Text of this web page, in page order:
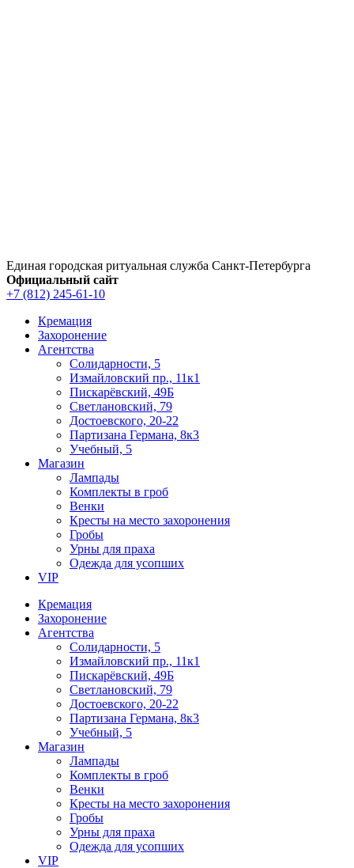
Единая городская ритуальная служба Санкт‑Петербурга
Официальный сайт
+7 (812) 245-61-10
Кремация
Захоронение
Агентства
Солидарности, 5
Измайловский пр., 11к1
Пискарёвский, 49Б
Светлановский, 79
Достоевского, 20-22
Партизана Германа, 8к3
Учебный, 5
Магазин
Лампады
Комплекты в гроб
Венки
Кресты на место захоронения
Гробы
Урны для праха
Одежда для усопших
VIP
Кремация
Захоронение
Агентства
Солидарности, 5
Измайловский пр., 11к1
Пискарёвский, 49Б
Светлановский, 79
Достоевского, 20-22
Партизана Германа, 8к3
Учебный, 5
Магазин
Лампады
Комплекты в гроб
Венки
Кресты на место захоронения
Гробы
Урны для праха
Одежда для усопших
VIP